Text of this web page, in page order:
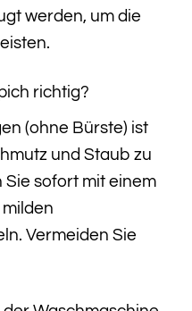
werden, um die
richtig?
(ohne Bürste) ist
und Staub zu
sofort mit einem
Vermeiden Sie